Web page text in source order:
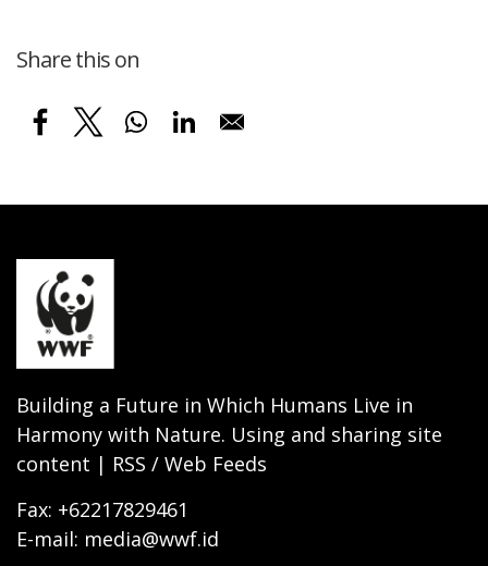
Share this on
Building a Future in Which Humans Live in
Harmony with Nature. Using and sharing site
content | RSS / Web Feeds
Fax: +62217829461
E-mail: media@wwf.id